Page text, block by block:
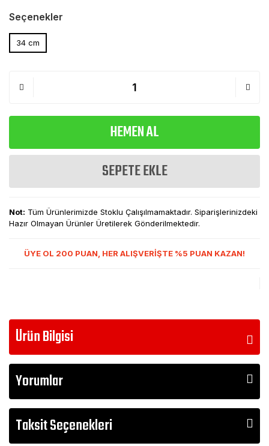
Seçenekler
34 cm
HEMEN AL
SEPETE EKLE
Not: Tüm Ürünlerimizde Stoklu Çalışılmamaktadır. Siparişlerinizdeki
Hazır Olmayan Ürünler Üretilerek Gönderilmektedir.
ÜYE OL 200 PUAN, HER ALIŞVERİŞTE %5 PUAN KAZAN!
Ürün Bilgisi
Yorumlar
Taksit Seçenekleri